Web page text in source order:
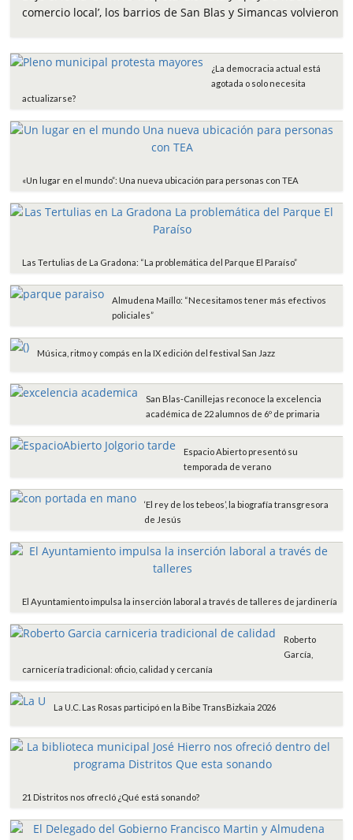
e
o
t
r
t
p
p
i
p
t
comercio local’, los barrios de San Blas y Simancas volvieron
¿La democracia actual está
agotada o solo necesita
actualizarse?
«Un lugar en el mundo”: Una nueva ubicación para personas con TEA
Las Tertulias de La Gradona: “La problemática del Parque El Paraíso”
Almudena Maíllo: “Necesitamos tener más efectivos
policiales”
Música, ritmo y compás en la IX edición del festival San Jazz
San Blas-Canillejas reconoce la excelencia
académica de 22 alumnos de 6º de primaria
Espacio Abierto presentó su
temporada de verano
‘El rey de los tebeos’, la biografía transgresora
de Jesús
El Ayuntamiento impulsa la inserción laboral a través de talleres de jardinería
Roberto
García,
carnicería tradicional: oficio, calidad y cercanía
La U.C. Las Rosas participó en la Bibe TransBizkaia 2026
21 Distritos nos ofrecIó ¿Qué está sonando?